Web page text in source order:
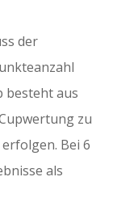
der
besteht aus
zu
Bei 6
als